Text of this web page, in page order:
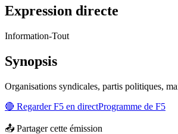
Expression directe
Information-Tout
Synopsis
Organisations syndicales, partis politiques,
🔴 RegarderF5 en directProgramme de F5
📤 Partager cette émission